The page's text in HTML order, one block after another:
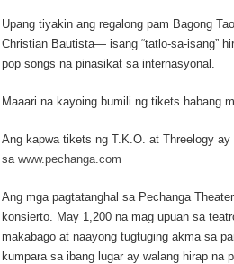
Upang tiyakin ang regalong pam Bagong
Christian Bautista— isang “tatlo-sa-isang”
pop songs na pinasikat sa internasyonal.
Maaari na kayoing bumili ng tikets habang
Ang kapwa tikets ng T.K.O. at Threelogy
sa www.pechanga.com
Ang mga pagtatanghal sa Pechanga
konsierto. May 1,200 na mag upuan sa
makabago at naayong tugtuging akma sa
kumpara sa ibang lugar ay walang hirap na